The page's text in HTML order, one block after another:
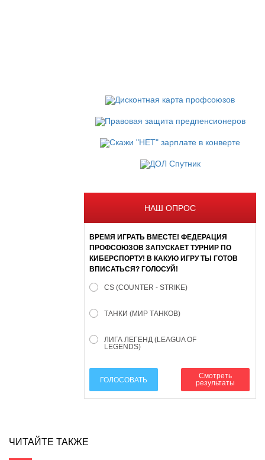
НАШ ОПРОС
ВРЕМЯ ИГРАТЬ ВМЕСТЕ! ФЕДЕРАЦИЯ
ПРОФСОЮЗОВ ЗАПУСКАЕТ ТУРНИР ПО
КИБЕРСПОРТУ! В КАКУЮ ИГРУ ТЫ ГОТОВ
ВПИСАТЬСЯ? ГОЛОСУЙ!
CS (COUNTER - STRIKE)
ТАНКИ (МИР ТАНКОВ)
ЛИГА ЛЕГЕНД (LEAGUA OF
LEGENDS)
ГОЛОСОВАТЬ
Смотреть
результаты
ЧИТАЙТЕ ТАКЖЕ